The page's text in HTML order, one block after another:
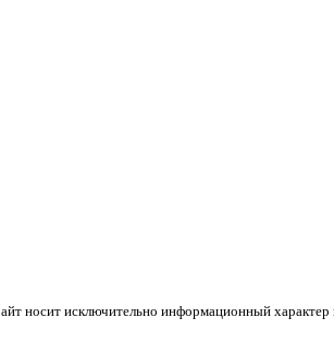
носит исключительно информационный